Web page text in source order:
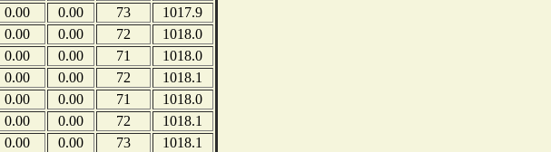
0.00 0.00 73
1017.9
0.00 0.00 72
1018.0
0.00 0.00 71
1018.0
0.00 0.00 72
1018.1
0.00 0.00 71
1018.0
0.00 0.00 72
1018.1
0.00 0.00 73 1018.1